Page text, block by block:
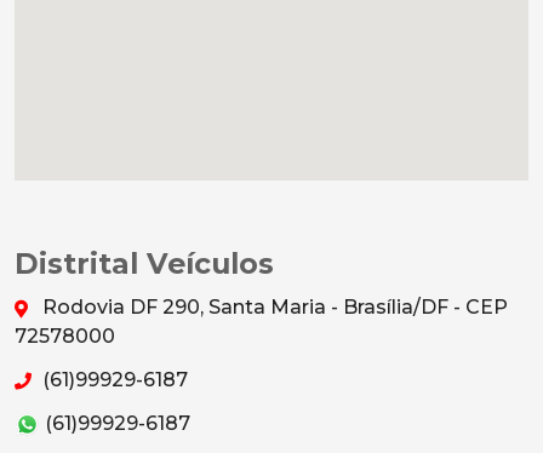
Distrital Veículos
Rodovia DF 290, Santa Maria - Brasília/DF - CEP
72578000
(61)99929-6187
(61)99929-6187